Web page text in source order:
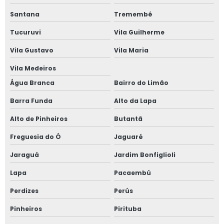
Treinamento de operador de plataforma elevatória
Treinamento plataforma elevatória
Treinamento plataforma elevatória articulada
Valor aluguel de plataforma elevatória
Valor de locação de plataforma elevatória
Plataforma tesoura aluguel valor
Plataforma tesoura 10m
Plataforma tesoura 10m preço
Santana Tremembé
Tucuruvi Vila Guilherme
Vila Gustavo Vila Maria
Vila Medeiros
Água Branca
Bairro do Limão
Barra Funda Alto da Lapa
Alto de Pinheiros Butantã
Freguesia do Ó Jaguaré
Jaraguá Jardim Bonfiglioli
Lapa Pacaembú
Perdizes Perús
Pinheiros Pirituba